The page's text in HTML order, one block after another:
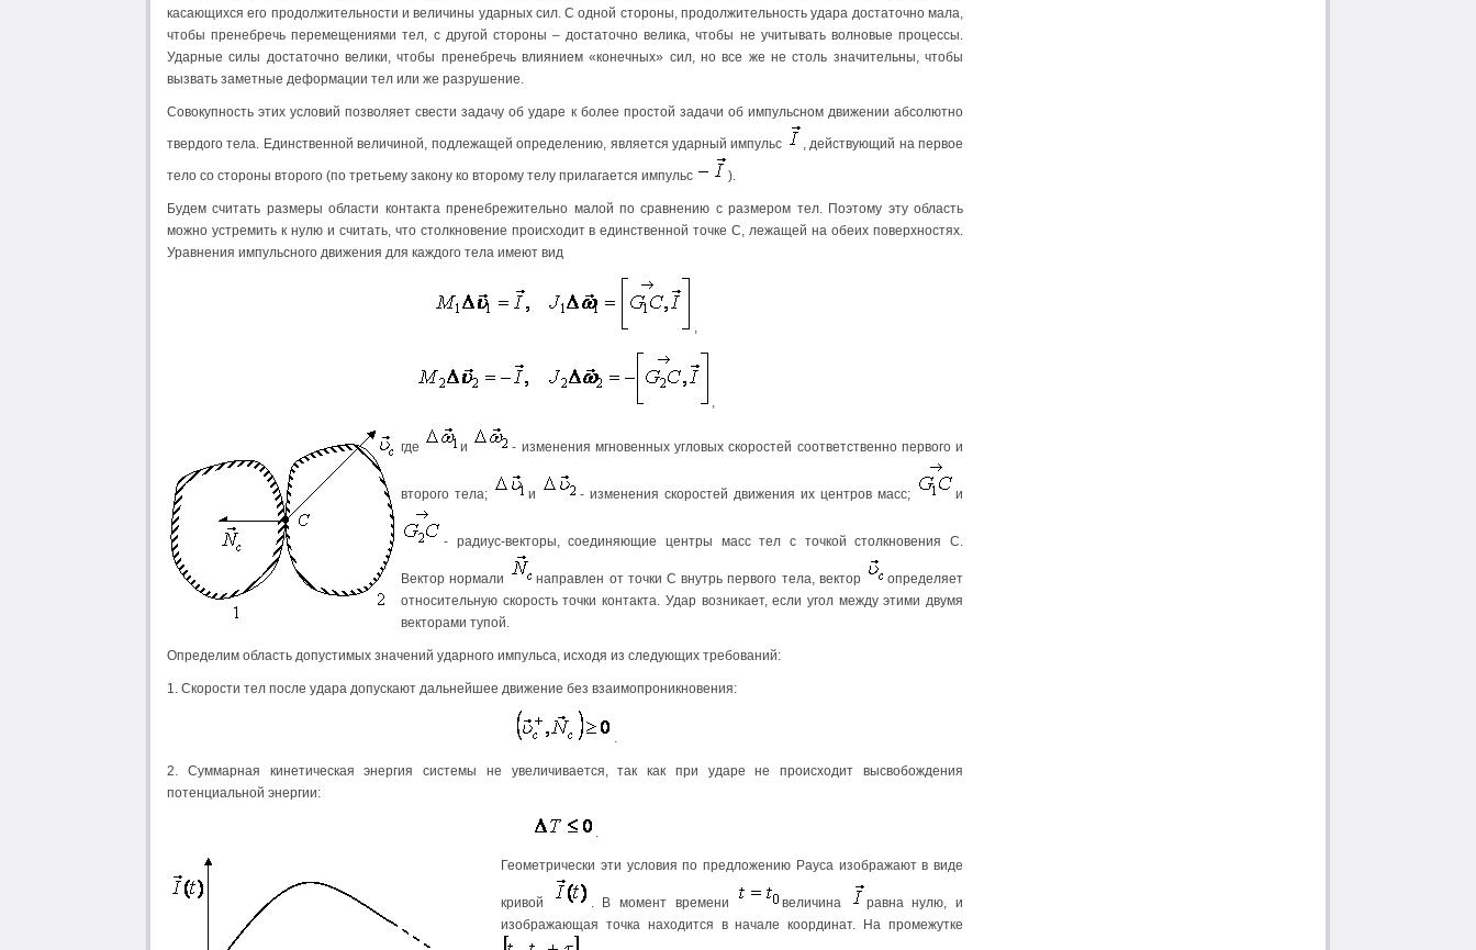
касающихся его продолжительности и величины ударных сил. С одной стороны, продолжительность удара достаточно мала,
чтобы пренебречь перемещениями тел, с другой стороны – достаточно велика, чтобы не учитывать волновые процессы.
Ударные силы достаточно велики, чтобы пренебречь влиянием «конечных» сил, но все же не столь значительны, чтобы
вызвать заметные деформации тел или же разрушение.
Совокупность этих условий позволяет свести задачу об ударе к более простой задачи об импульсном движении абсолютно
твердого тела. Единственной величиной, подлежащей определению, является ударный импульс , действующий на первое
тело со стороны второго (по третьему закону ко второму телу прилагается импульс ).
Будем считать размеры области контакта пренебрежительно малой по сравнению с размером тел. Поэтому эту область
можно устремить к нулю и считать, что столкновение происходит в единственной точке С, лежащей на обеих поверхностях.
Уравнения импульсного движения для каждого тела имеют вид
,
,
где и - изменения мгновенных угловых скоростей соответственно первого и
второго тела; и - изменения скоростей движения их центров масс; и
- радиус-векторы, соединяющие центры масс тел с точкой столкновения С.
Вектор нормали направлен от точки С внутрь первого тела, вектор
определяет
относительную скорость точки контакта. Удар возникает, если угол между этими двумя
векторами тупой.
Определим область допустимых значений ударного импульса, исходя из следующих требований:
1. Скорости тел после удара допускают дальнейшее движение без взаимопроникновения:
.
2. Суммарная кинетическая энергия системы не увеличивается, так как при ударе не происходит высвобождения
потенциальной энергии:
.
Геометрически эти условия по предложению Рауса изображают в виде
кривой . В момент времени величина
равна нулю, и
изображающая точка находится в начале координат. На промежутке